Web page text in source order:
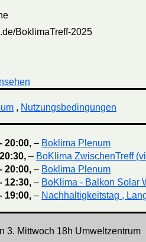
BoklimaTreff-2025
, Nutzungsbedingungen
20:00,– Boklima Plenum
20:30,– BoKlima ZwischenTreff
20:00,– Boklima Plenum
12:30,– BoKlima - Balkon Solar
19:00,– Nachhaltigkeitstag ,
3. Mittwoch 18h Umweltzentrum